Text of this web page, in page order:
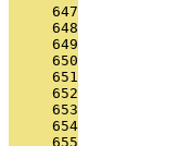
     647
     648
     649
     650
     651
     652
     653
     654
     655